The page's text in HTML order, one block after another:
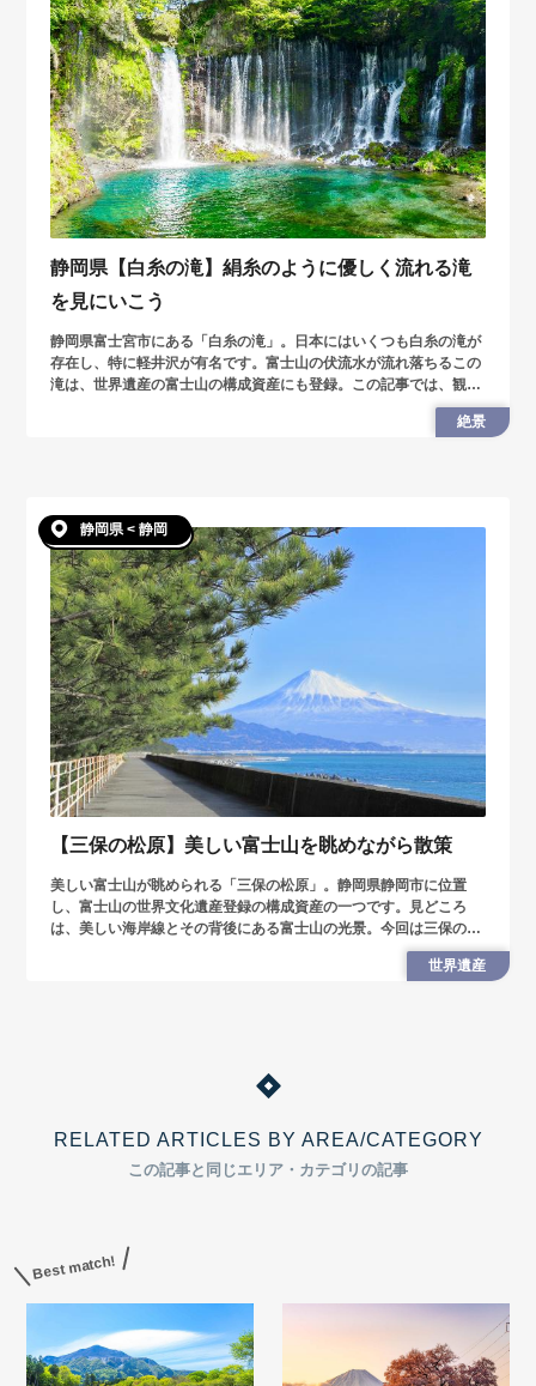
静岡県【白糸の滝】絹糸のように優しく流れる滝
を見にいこう
静岡県富士宮市にある「白糸の滝」。日本にはいくつも白糸の滝が
存在し、特に軽井沢が有名です。富士山の伏流水が流れ落ちるこの
滝は、世界遺産の富士山の構成資産にも登録。この記事では、観光
絶景
静岡県 < 静岡
【三保の松原】美しい富士山を眺めながら散策
美しい富士山が眺められる「三保の松原」。静岡県静岡市に位置
し、富士山の世界文化遺産登録の構成資産の一つです。見どころ
は、美しい海岸線とその背後にある富士山の光景。今回は三保の松
世界遺産
RELATED ARTICLES BY AREA/CATEGORY
この記事と同じエリア・カテゴリの記事
Best match!